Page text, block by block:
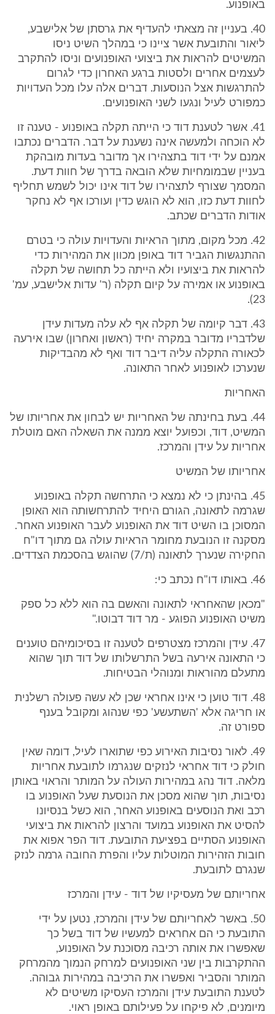
באופנוע.
40. בעניין זה מצאתי להעדיף את גרסתן של אלישבע,
ליאור והתובעת אשר ציינו כי במהלך השיט ניסו
המשיטים להראות את ביצועי האופנועים וניסו להתקרב
לעצמים אחרים ולסטות ברגע האחרון כדי לגרום
להתרגשות אצל הנוסעות. דברים אלה עלו מכל העדויות
כמפורט לעיל ונגעו לשני האופנועים.
41. אשר לטענת דוד כי הייתה תקלה באופנוע - טענה זו
לא הוכחה ולמעשה אינה נשענת על דבר. הדברים נכתבו
אמנם על ידי דוד בתצהירו אך מדובר בעדות מובהקת
בעניין שבמומחיות שלא הובאה בדרך של חוות דעת.
המסמך שצורף לתצהירו של דוד אינו יכול לשמש תחליף
לחוות דעת כזו, הוא לא הוגש כדין ועורכו אף לא נחקר
אודות הדברים שכתב.
42. מכל מקום, מתוך הראיות והעדויות עולה כי בטרם
ההתנגשות הגביר דוד באופן מכוון את המהירות כדי
להראות את ביצועיו ולא הייתה כל תחושה של תקלה
באופנוע או אמירה על קיום תקלה (ר' עדות אלישבע, עמ'
23).
43. דבר קיומה של תקלה אף לא עלה מעדות עידן
שלדבריו מדובר במקרה יחיד (ראשון ואחרון) שבו אירעה
לכאורה התקלה עליה דיבר דוד ואף לא מהבדיקות
שנערכו לאופנוע לאחר התאונה.
האחריות
44. בעת בחינתה של האחריות יש לבחון את אחריותו של
המשיט, דוד, וכפועל יוצא ממנה את השאלה האם מוטלת
אחריות על עידן והמרכז.
אחריותו של המשיט
45. בהינתן כי לא נמצא כי התרחשה תקלה באופנוע
שגרמה לתאונה, הגורם היחיד להתרחשותה הוא האופן
המסוכן בו השיט דוד את האופנוע לעבר האופנוע האחר.
מסקנה זו הנובעת מחומר הראיות עולה גם מתוך דו"ח
החקירה שנערך לתאונה (ת/7) שהוגש בהסכמת הצדדים.
46. באותו דו"ח נכתב כי:
"מכאן שהאחראי לתאונה והאשם בה הוא ללא כל ספק
משיט האופנוע הפוגע - מר דוד דבוטו."
47. עידן והמרכז מצטרפים לטענה זו בסיכומיהם טוענים
כי התאונה אירעה בשל התרשלותו של דוד תוך שהוא
מתעלם מהוראות ומנוהלי הבטיחות.
48. דוד טוען כי אינו אחראי שכן לא עשה פעולה רשלנית
או חריגה אלא 'השתעשע' כפי שנהוג ומקובל בענף
ספורט זה.
49. לאור נסיבות האירוע כפי שתוארו לעיל, דומה שאין
חולק כי דוד אחראי לנזקים שנגרמו לתובעת אחריות
מלאה. דוד נהג במהירות העולה על המותר והראוי באותן
נסיבות, תוך שהוא מסכן את הנוסעת שעל האופנוע בו
רכב ואת הנוסעים באופנוע האחר, הוא כשל בנסיונו
להסיט את האופנוע במועד והרצון להראות את ביצועי
האופנוע הסתיים בפציעת התובעת. דוד הפר אפוא את
חובות הזהירות המוטלות עליו והפרת החובה גרמה לנזק
שנגרם לתובעת.
אחריותם של מעסיקיו של דוד - עידן והמרכז
50. באשר לאחריותם של עידן והמרכז, נטען על ידי
התובעת כי הם אחראים למעשיו של דוד בשל כך
שאפשרו את אותה רכיבה מסוכנת על האופנוע,
ההתקרבות בין שני האופנועים למרחק הנמוך מהמרחק
המותר והסביר ואפשרו את הרכיבה במהירות גבוהה.
לטענת התובעת עידן והמרכז העסיקו משיטים לא
מיומנים, לא פיקחו על פעילותם באופן ראוי.